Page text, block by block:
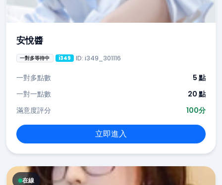
安悅醬
一對多等待中 i349 ID: i349_301116
一對多點數
5 點
一對一點數
20 點
滿意度評分
100分
立即進入
在線